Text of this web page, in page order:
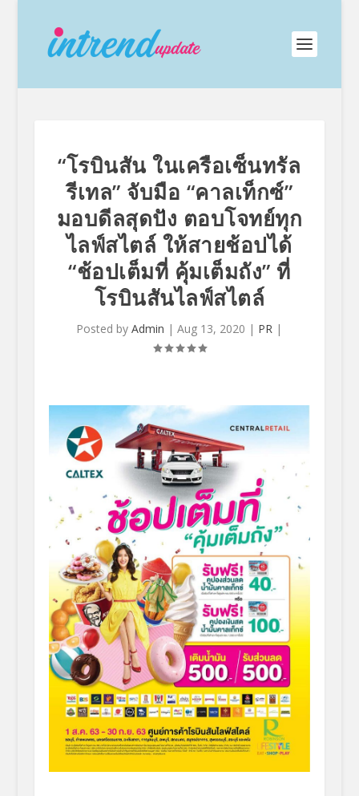
“โรบินสัน ในเครือเซ็นทรัล
รีเทล” จับมือ “คาลเท็กซ์”
มอบดีลสุดปัง ตอบโจทย์ทุก
ไลฟ์สไตล์ ให้สายช้อปได้
“ช้อปเต็มที่ คุ้มเต็มถัง” ที่
โรบินสันไลฟ์สไตล์
Posted byAdmin |Aug 13, 2020 | PR |